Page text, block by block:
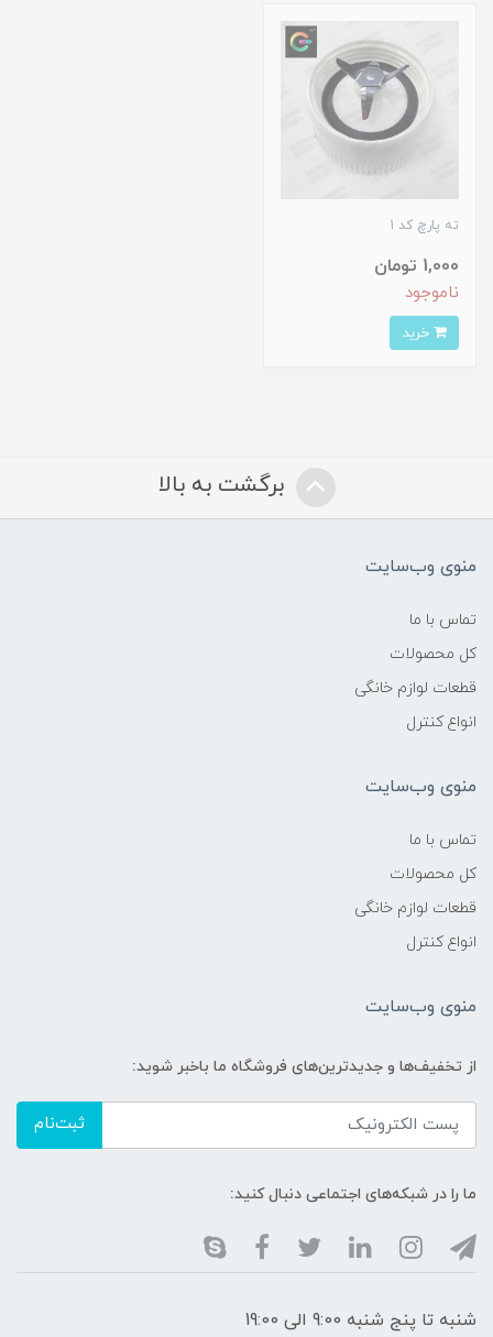
ته پارچ کد 1
1,000 تومان
ناموجود
برگشت به بالا
منوی وب‌سایت
تماس با ما
کل محصولات
قطعات لوازم خانگی
انواع کنترل
منوی وب‌سایت
تماس با ما
کل محصولات
قطعات لوازم خانگی
انواع کنترل
منوی وب‌سایت
از تخفیف‌ها و جدیدترین‌های فروشگاه ما باخبر شوید:
ثبت‌نام
ما را در شبکه‌های اجتماعی دنبال کنید:
شنبه تا پنج شنبه 9:00 الی 19:00